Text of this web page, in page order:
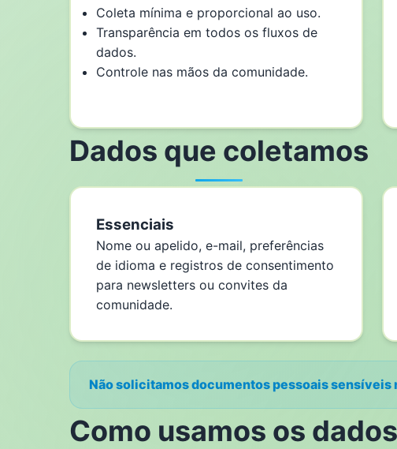
Coleta mínima e proporcional ao uso.
Transparência em todos os fluxos de
dados.
Controle nas mãos da comunidade.
Dados que coletamos
Essenciais
Nome ou apelido, e-mail, preferências
de idioma e registros de consentimento
para newsletters ou convites da
comunidade.
Não solicitamos documentos pessoais
Como usamos os dados